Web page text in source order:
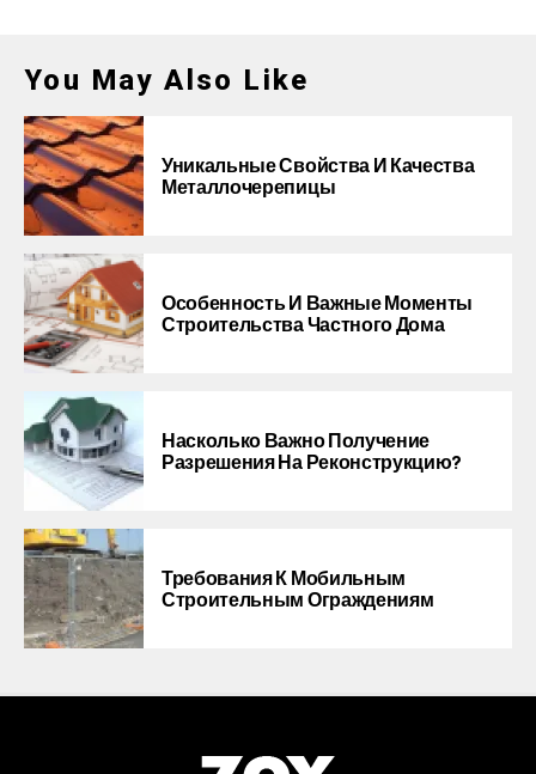
You May Also Like
Уникальные Свойства И Качества
Металлочерепицы
Особенность И Важные Моменты
Строительства Частного Дома
Насколько Важно Получение
Разрешения На Реконструкцию?
Требования К Мобильным
Строительным Ограждениям